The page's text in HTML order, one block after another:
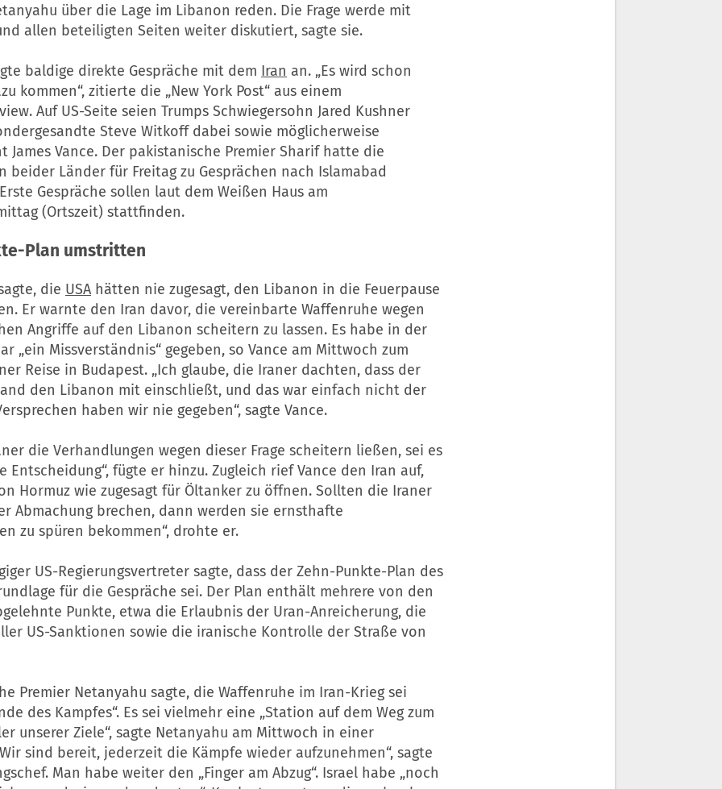
über die Lage im Libanon reden. Die Frage werde mit
allen beteiligten Seiten weiter diskutiert, sagte sie.
baldige direkte Gespräche mit dem Iran an. „Es wird schon
kommen“, zitierte die „New York Post“ aus einem
Auf US-Seite seien Trumps Schwiegersohn Jared Kushner
Steve Witkoff dabei sowie möglicherweise
James Vance. Der pakistanische Premier Sharif hatte die
beider Länder für Freitag zu Gesprächen nach Islamabad
Gespräche sollen laut dem Weißen Haus am
(Ortszeit) stattfinden.
Plan umstritten
die USA hätten nie zugesagt, den Libanon in die Feuerpause
Er warnte den Iran davor, die vereinbarte Waffenruhe wegen
Angriffe auf den Libanon scheitern zu lassen. Es habe in der
„ein Missverständnis“ gegeben, so Vance am Mittwoch zum
Reise in Budapest. „Ich glaube, die Iraner dachten, dass der
den Libanon mit einschließt, und das war einfach nicht der
haben wir nie gegeben“, sagte Vance.
die Verhandlungen wegen dieser Frage scheitern ließen, sei es
Entscheidung“, fügte er hinzu. Zugleich rief Vance den Iran auf,
Hormuz wie zugesagt für Öltanker zu öffnen. Sollten die Iraner
Abmachung brechen, dann werden sie ernsthafte
zu spüren bekommen“, drohte er.
US-Regierungsvertreter sagte, dass der Zehn-Punkte-Plan des
für die Gespräche sei. Der Plan enthält mehrere von den
Punkte, etwa die Erlaubnis der Uran-Anreicherung, die
US-Sanktionen sowie die iranische Kontrolle der Straße von
Premier Netanyahu sagte, die Waffenruhe im Iran-Krieg sei
des Kampfes“. Es sei vielmehr eine „Station auf dem Weg zum
unserer Ziele“, sagte Netanyahu am Mittwoch in einer
sind bereit, jederzeit die Kämpfe wieder aufzunehmen“, sagte
Man habe weiter den „Finger am Abzug“. Israel habe „noch